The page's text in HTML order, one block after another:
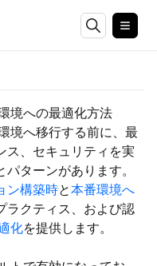
境への最適化方法
境へ移行する前に、最
ス、セキュリティを実
ターンがあります。
ン構築時と本番環境へ
ラクティス、および認
化を提供します。